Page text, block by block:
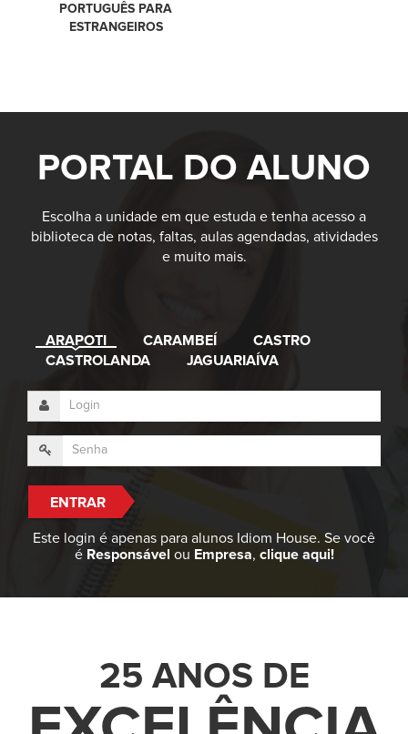
PORTUGUÊS PARA
ESTRANGEIROS
PORTAL DO ALUNO
Escolha a unidade em que estuda e tenha acesso a
biblioteca de notas, faltas, aulas agendadas, atividades
e muito mais.
ARAPOTI CARAMBEÍ
CASTRO
CASTROLANDA
JAGUARIAÍVA
Este login é apenas para alunos Idiom House. Se você
é Responsável ou Empresa, clique aqui!
25 ANOS DE